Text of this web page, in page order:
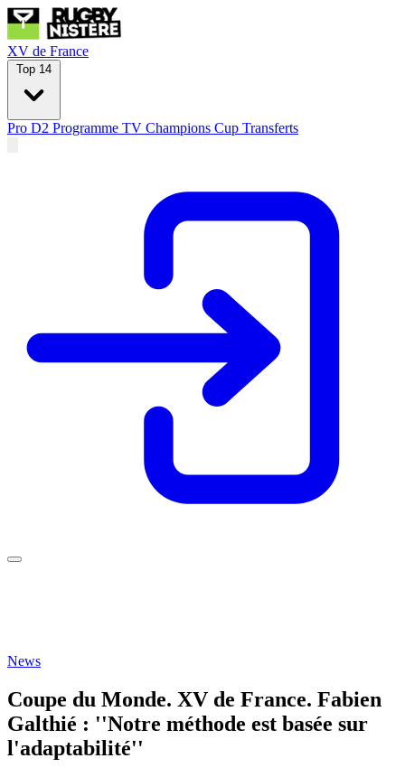
XV de France
Top 14
Pro D2 Programme TV Champions Cup Transferts
News
Coupe du Monde. XV de France. Fabien
Galthié : ''Notre méthode est basée sur
l'adaptabilité''